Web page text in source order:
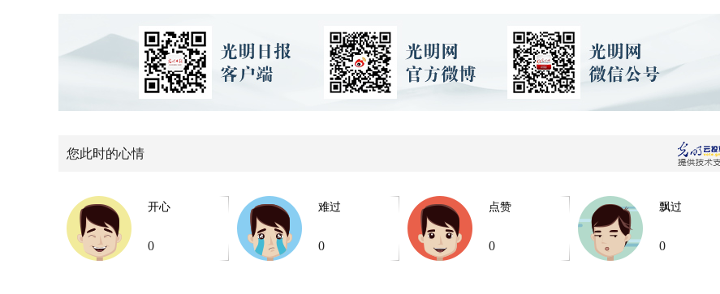
您此时的心情
开心
0
难过
0
点赞
0
飘过
0